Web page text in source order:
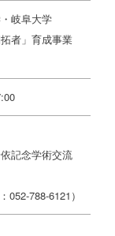
岐阜大学
者」育成事業
記念学術交流
788-6121）